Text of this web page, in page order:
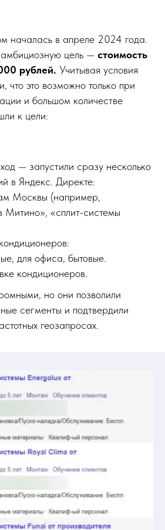
началась в апреле 2024 года.
цель — стоимость
рублей. Учитывая условия
что это возможно только при
и большом количестве
к цели:
— запустили сразу несколько
в Яндекс. Директе:
Москвы (например,
Митино», «сплит-системы
для офиса, бытовые.
кондиционеров.
но они позволили
сегменты и подтвердили
геозапросах.